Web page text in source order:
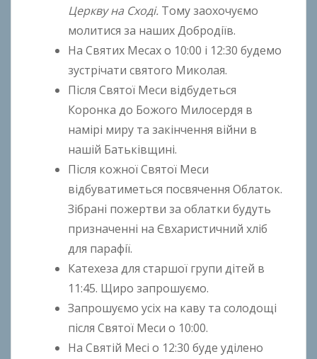
n
B
h
o
n
k
o
Церкву на Сході. Тому заохочуємо
молитися за наших Добродіїв.
На Святих Месах о 10:00 i 12:30 будемо
зустрічати святого Миколая.
Після Святої Меси відбудеться
Коронка до Божого Милосердя в
намірі миру та закінчення війни в
нашій Батьківщині.
Після кожної Святої Меси
відбуватиметься посвячення Облаток.
Зібрані пожертви за облатки будуть
призначенні на Євхаристичний хліб
для парафії.
Катехеза для старшої групи дітей в
11:45. Щиро запрошуємо.
Запрошуємо усіх на каву та солодощі
після Святої Меси о 10:00.
На Святій Месі о 12:30 буде уділено